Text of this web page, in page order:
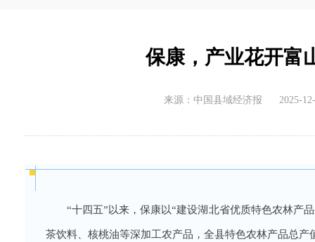
保康，产业花开富
来源：中国县域经济报 2025-
“十四五”以来，保康以“建设湖北省优质特色农林产
茶饮料、核桃油等深加工农产品，全县特色农林产品总产